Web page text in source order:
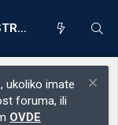
REGISTRACIJA
ukoliko imate
foruma, ili
OVDE